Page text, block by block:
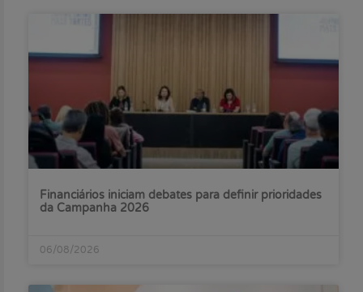
Financiários iniciam debates para definir prioridades
da Campanha 2026
06/08/2026